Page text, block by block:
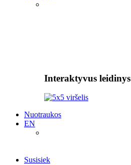
Interaktyvus leidinys
Nuotraukos
EN
Susisiek